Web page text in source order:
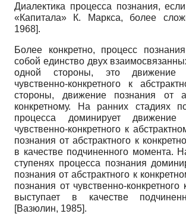
Диалектика процесса познания,
«Капитала» К. Маркса, более
1968].
Более конкретно, процесс
собой единство двух
одной стороны, это движение
чувственно-конкретного к
стороны, движение познания от
конкретному. На ранних стадиях
процесса доминирует
чувственно-конкретного к
познания от абстрактного к
в качестве подчиненного момента.
ступенях процесса познания
познания от абстрактного к
познания от чувственно-конкретного
выступает в качестве
[Вазюлин, 1985].